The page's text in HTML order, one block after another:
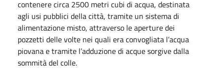
contenere circa 2500 metri cubi di acqua, destinata
agli usi pubblici della città, tramite un sistema di
alimentazione misto, attraverso le aperture dei
pozzetti delle volte nei quali era convogliata l’acqua
piovana e tramite l’adduzione di acque sorgive dalla
sommità del colle.